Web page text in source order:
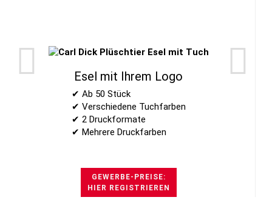
Esel mit Ihrem Logo
✔ Ab 50 Stück
✔ Verschiedene Tuchfarben
✔ 2 Druckformate
✔ Mehrere Druckfarben
GEWERBE-PREISE:
HIER REGISTRIEREN